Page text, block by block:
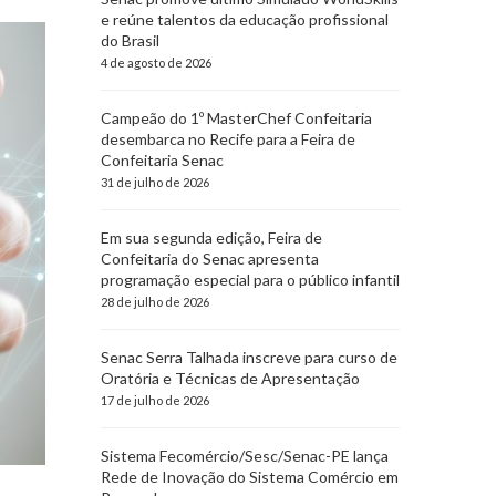
e reúne talentos da educação profissional
do Brasil
4 de agosto de 2026
Campeão do 1º MasterChef Confeitaria
desembarca no Recife para a Feira de
Confeitaria Senac
31 de julho de 2026
Em sua segunda edição, Feira de
Confeitaria do Senac apresenta
programação especial para o público infantil
28 de julho de 2026
Senac Serra Talhada inscreve para curso de
Oratória e Técnicas de Apresentação
17 de julho de 2026
Sistema Fecomércio/Sesc/Senac-PE lança
Rede de Inovação do Sistema Comércio em